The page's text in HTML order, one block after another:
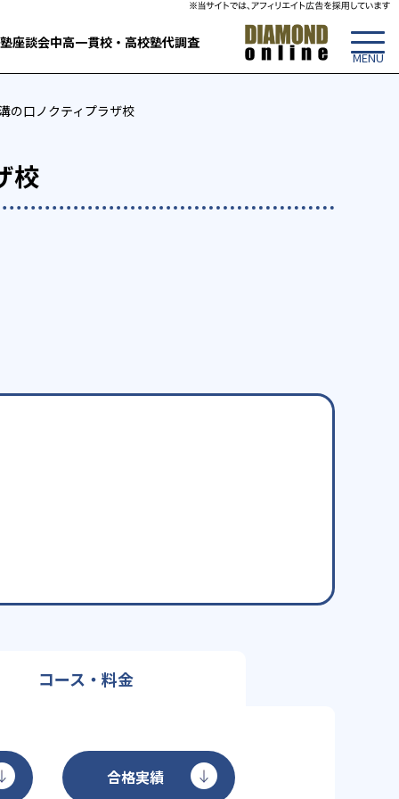
座談会中高一貫校・高校塾代調査
の口ノクティプラザ校
校
コース・料金
合格実績